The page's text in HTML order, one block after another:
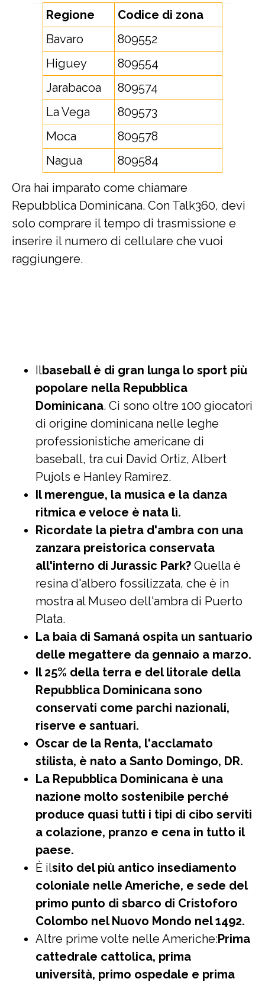
Regione
Codice di zona
Bavaro
809552
Higuey
809554
Jarabacoa
809574
La Vega
809573
Moca
809578
Nagua
809584
Ora hai imparato come chiamare
Repubblica Dominicana. Con Talk360, devi
solo comprare il tempo di trasmissione e
inserire il numero di cellulare che vuoi
raggiungere.
Ilbaseball è di gran lunga lo sport più
popolare nella Repubblica
Dominicana. Ci sono oltre 100 giocatori
di origine dominicana nelle leghe
professionistiche americane di
baseball, tra cui David Ortiz, Albert
Pujols e Hanley Ramirez.
Il merengue, la musica e la danza
ritmica e veloce è nata lì.
Ricordate la pietra d'ambra con una
zanzara preistorica conservata
all'interno di Jurassic Park? Quella è
resina d'albero fossilizzata, che è in
mostra al Museo dell'ambra di Puerto
Plata.
La baia di Samaná ospita un santuario
delle megattere da gennaio a marzo.
Il 25% della terra e del litorale della
Repubblica Dominicana sono
conservati come parchi nazionali,
riserve e santuari.
Oscar de la Renta, l'acclamato
stilista, è nato a Santo Domingo, DR.
La Repubblica Dominicana è una
nazione molto sostenibile perché
produce quasi tutti i tipi di cibo serviti
a colazione, pranzo e cena in tutto il
paese.
È ilsito del più antico insediamento
coloniale nelle Americhe, e sede del
primo punto di sbarco di Cristoforo
Colombo nel Nuovo Mondo nel 1492.
Altre prime volte nelle Americhe:Prima
cattedrale cattolica, prima
università, primo ospedale e prima